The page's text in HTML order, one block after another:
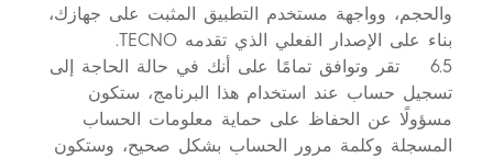
والحجم، وواجهة مستخدم التطبيق المثبت على جهازك،
بناء على الإصدار الفعلي الذي تقدمه TECNO.
6.5 تقر وتوافق تمامًا على أنك في حالة الحاجة إلى
تسجيل حساب عند استخدام هذا البرنامج، ستكون
مسؤولًا عن الحفاظ على حماية معلومات الحساب
المسجلة وكلمة مرور الحساب بشكل صحيح، وستكون